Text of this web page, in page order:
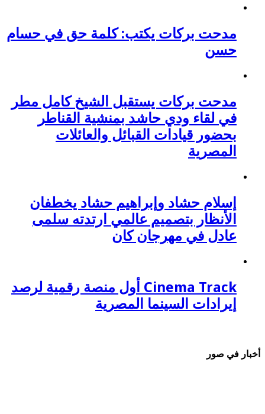
مدحت بركات يكتب: كلمة حق في حسام
حسن
مدحت بركات يستقبل الشيخ كامل مطر
في لقاء ودي حاشد بمنشية القناطر
بحضور قيادات القبائل والعائلات
المصرية
إسلام حشاد وإبراهيم حشاد يخطفان
الأنظار بتصميم عالمي ارتدته سلمى
عادل في مهرجان كان
Cinema Track أول منصة رقمية لرصد
إيرادات السينما المصرية
أخبار في صور